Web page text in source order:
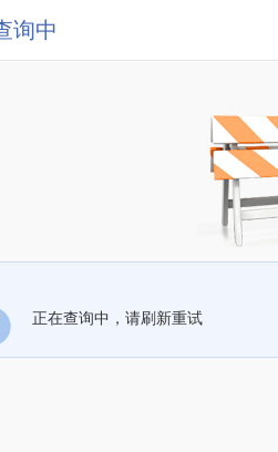
询中
正在查询中，请刷新重试